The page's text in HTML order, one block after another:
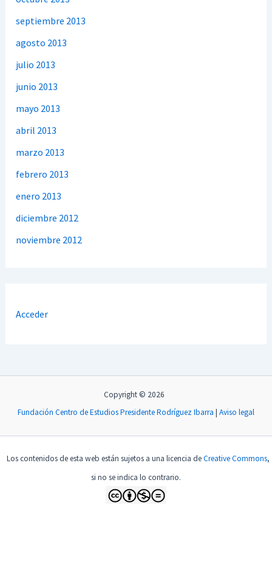
septiembre 2013
agosto 2013
julio 2013
junio 2013
mayo 2013
abril 2013
marzo 2013
febrero 2013
enero 2013
diciembre 2012
noviembre 2012
Acceder
Copyright © 2026
Fundación Centro de Estudios Presidente Rodríguez Ibarra | Aviso legal
Los contenidos de esta web están sujetos a una licencia deCreative Commons,
si no se indica lo contrario.